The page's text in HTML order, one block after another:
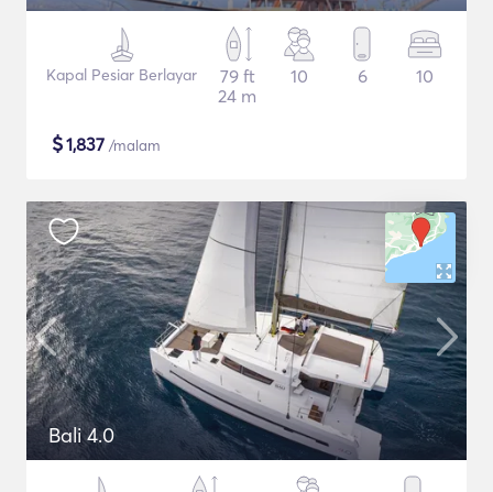
Kapal Pesiar Berlayar
79 ft
24 m
10 6 10
$1,837 /malam
Bali 4.0